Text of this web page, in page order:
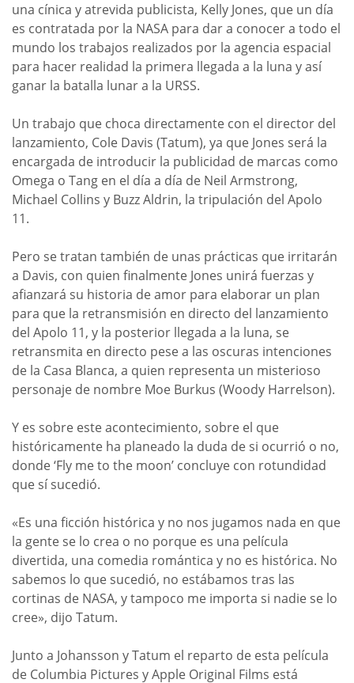
una cínica y atrevida publicista, Kelly Jones, que un día
es contratada por la NASA para dar a conocer a todo el
mundo los trabajos realizados por la agencia espacial
para hacer realidad la primera llegada a la luna y así
ganar la batalla lunar a la URSS.
Un trabajo que choca directamente con el director del
lanzamiento, Cole Davis (Tatum), ya que Jones será la
encargada de introducir la publicidad de marcas como
Omega o Tang en el día a día de Neil Armstrong,
Michael Collins y Buzz Aldrin, la tripulación del Apolo
11.
Pero se tratan también de unas prácticas que irritarán
a Davis, con quien finalmente Jones unirá fuerzas y
afianzará su historia de amor para elaborar un plan
para que la retransmisión en directo del lanzamiento
del Apolo 11, y la posterior llegada a la luna, se
retransmita en directo pese a las oscuras intenciones
de la Casa Blanca, a quien representa un misterioso
personaje de nombre Moe Burkus (Woody Harrelson).
Y es sobre este acontecimiento, sobre el que
históricamente ha planeado la duda de si ocurrió o no,
donde ‘Fly me to the moon’ concluye con rotundidad
que sí sucedió.
«Es una ficción histórica y no nos jugamos nada en que
la gente se lo crea o no porque es una película
divertida, una comedia romántica y no es histórica. No
sabemos lo que sucedió, no estábamos tras las
cortinas de NASA, y tampoco me importa si nadie se lo
cree», dijo Tatum.
Junto a Johansson y Tatum el reparto de esta película
de Columbia Pictures y Apple Original Films está